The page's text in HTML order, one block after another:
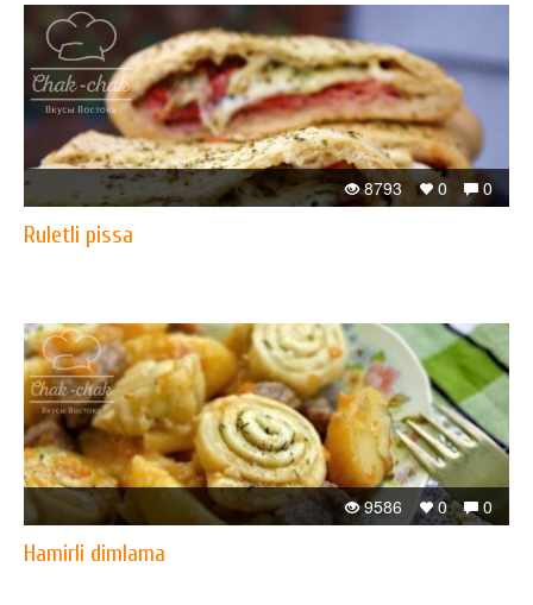
0
0
8793
Ruletli pissa
0
0
9586
Hamirli dimlama